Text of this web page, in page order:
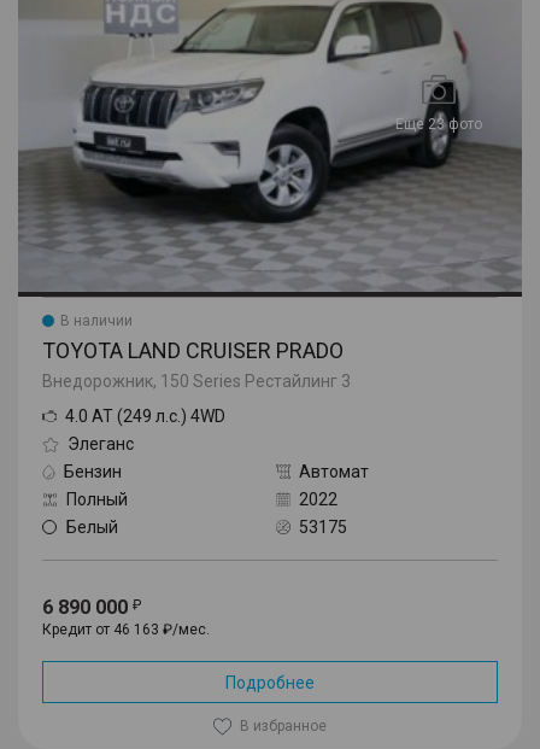
Еще 23 фото
В наличии
TOYOTA LAND CRUISER PRADO
Внедорожник, 150 Series Рестайлинг 3
4.0 AT (249 л.с.) 4WD
Элеганс
Бензин
Автомат
Полный
2022
Белый
53175
6 890 000
Кредит от 46 163 ₽/мес.
Подробнее
В избранное